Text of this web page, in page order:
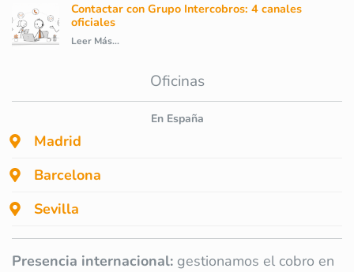
Contactar con Grupo Intercobros: 4 canales
oficiales
Leer Más...
Oficinas
En España
Madrid
Barcelona
Sevilla
Presencia internacional: gestionamos el cobro en